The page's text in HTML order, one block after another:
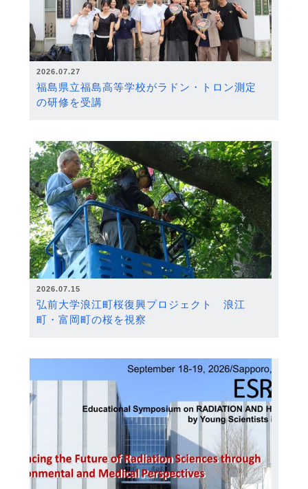
2026.07.27
福島県立福島高等学校がラドン・トロン測定
の研修を受講
2026.07.15
弘前大学浪江町桜復興プロジェクト 浪江
町・富岡町の桜を視察